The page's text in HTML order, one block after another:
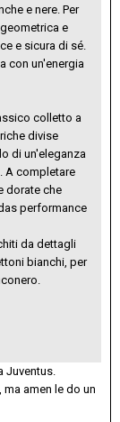
e nere. Per
e
e sicura di sé.
con un'energia
colletto a
divise
di un'eleganza
A completare
dorate che
performance
da dettagli
bianchi, per
Juventus.
amen le do un